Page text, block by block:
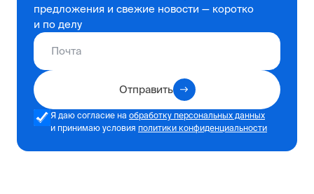
предложения и свежие новости — коротко
и по делу
Отправить
Я даю согласие на обработку персональных данных
и принимаю условия политики конфиденциальности